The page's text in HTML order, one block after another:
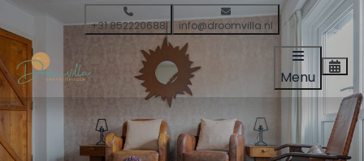
+31 852220688 info@droomvilla.nl
Menu